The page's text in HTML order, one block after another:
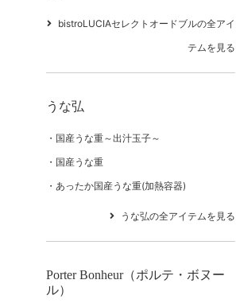
bistroLUCIAセレクトオードブルの全アイ
テムを見る
うな弘
国産うな重～出汁玉子～
国産うな重
あったか国産うな重(加熱容器)
うな弘の全アイテムを見る
Porter Bonheur（ポルテ・ボヌー
ル）